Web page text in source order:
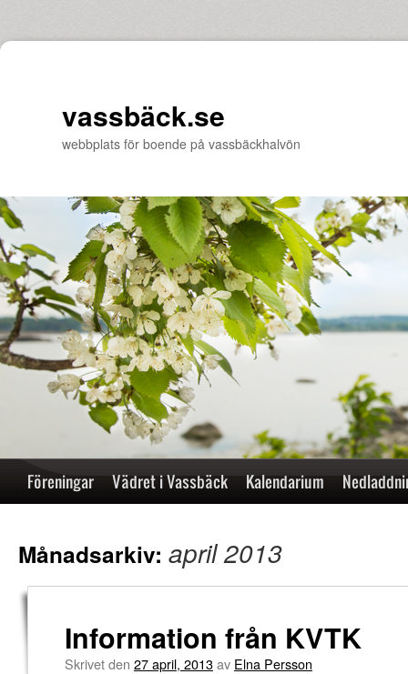
vassbäck.se
webbplats för boende på vassbäckhalvön
Hoppa
innehåll
Föreningar Vädret i Vassbäck Kalendarium
Månadsarkiv: april 2013
Information från KVTK
Skrivet den 27 april, 2013av Elna Persson